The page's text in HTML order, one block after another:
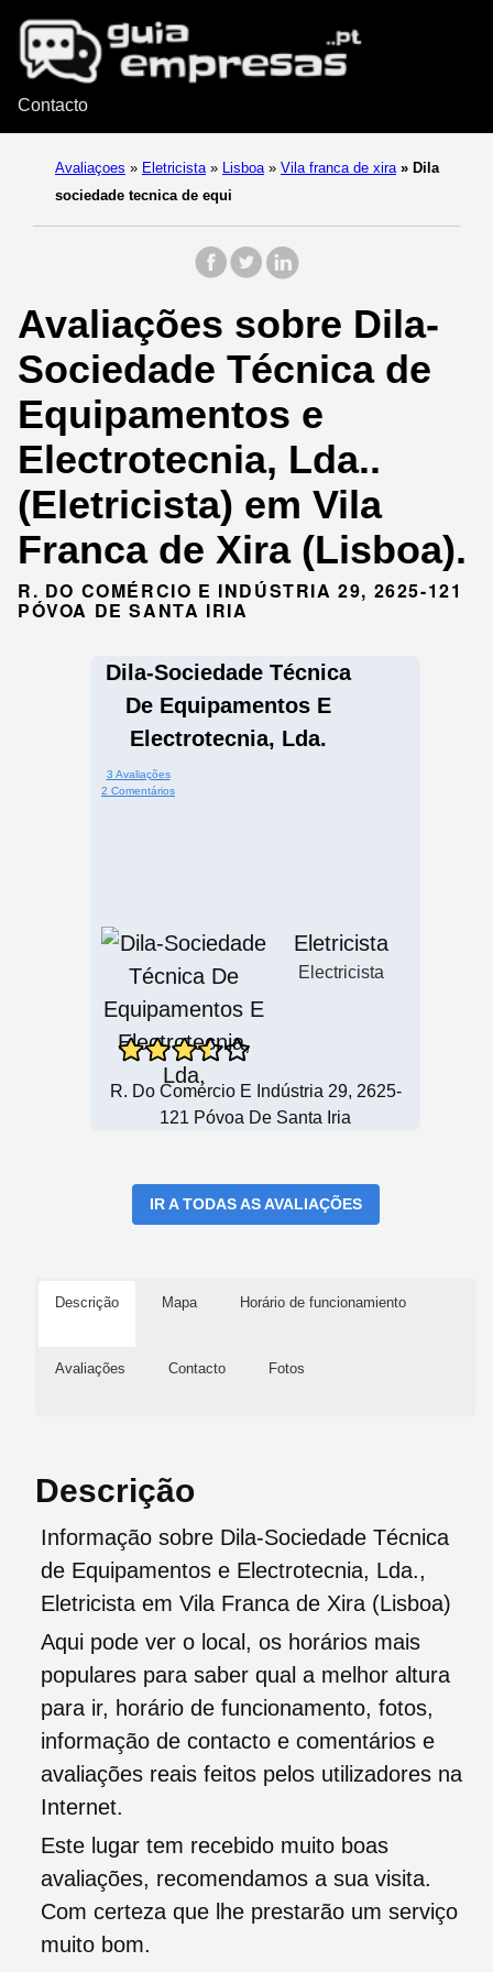
Contacto
Avaliaçoes » Eletricista » Lisboa » Vila franca de xira » Dila
sociedade tecnica de equi
Avaliações sobre Dila-
Sociedade Técnica de
Equipamentos e
Electrotecnia, Lda..
(Eletricista) em Vila
Franca de Xira (Lisboa).
R. DO COMÉRCIO E INDÚSTRIA 29, 2625-121
PÓVOA DE SANTA IRIA
Dila-Sociedade Técnica
De Equipamentos E
Electrotecnia, Lda.
3 Avaliações
2 Comentários
Eletricista
Electricista
R. Do Comércio E Indústria 29, 2625-
121 Póvoa De Santa Iria
IR A TODAS AS AVALIAÇÕES
Descrição Mapa Horário de funcionamiento
Avaliações Contacto Fotos
Descrição
Informação sobre Dila-Sociedade Técnica
de Equipamentos e Electrotecnia, Lda.,
Eletricista em Vila Franca de Xira (Lisboa)
Aqui pode ver o local, os horários mais
populares para saber qual a melhor altura
para ir, horário de funcionamento, fotos,
informação de contacto e comentários e
avaliações reais feitos pelos utilizadores na
Internet.
Este lugar tem recebido muito boas
avaliações, recomendamos a sua visita.
Com certeza que lhe prestarão um serviço
muito bom.